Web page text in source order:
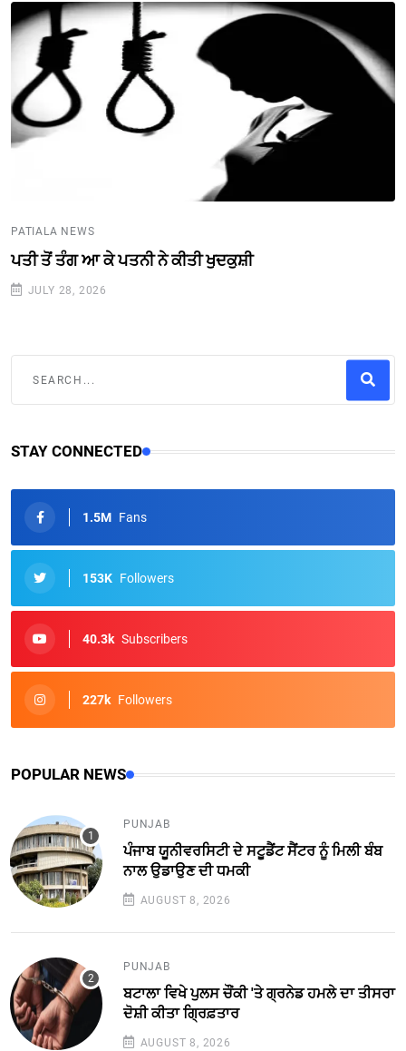
PATIALA NEWS
ਪਤੀ ਤੋਂ ਤੰਗ ਆ ਕੇ ਪਤਨੀ ਨੇ ਕੀਤੀ ਖੁਦਕੁਸ਼ੀ
JULY 28, 2026
STAY CONNECTED
1.5M Fans
153K Followers
40.3k Subscribers
227k Followers
POPULAR NEWS
PUNJAB
ਪੰਜਾਬ ਯੂਨੀਵਰਸਿਟੀ ਦੇ ਸਟੂਡੈਂਟ ਸੈਂਟਰ ਨੂੰ ਮਿਲੀ ਬੰਬ
ਨਾਲ ਉਡਾਉਣ ਦੀ ਧਮਕੀ
AUGUST 8, 2026
PUNJAB
ਬਟਾਲਾ ਵਿਖੇ ਪੁਲਸ ਚੌਂਕੀ 'ਤੇ ਗ੍ਰਨੇਡ ਹਮਲੇ ਦਾ ਤੀਸਰਾ
ਦੋਸ਼ੀ ਕੀਤਾ ਗ੍ਰਿਫ਼ਤਾਰ
AUGUST 8, 2026